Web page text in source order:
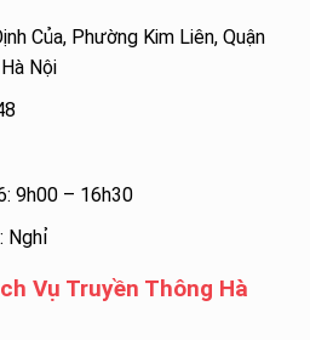
Của, Phường Kim Liên, Quận
Nội
9h00 – 16h30
Nghỉ
Vụ Truyền Thông Hà